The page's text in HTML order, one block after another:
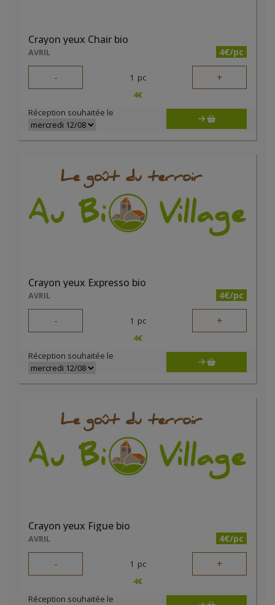
Crayon yeux Chair bio
AVRIL 4€/pc
- 1 pc +
4€
Réception souhaitée le
Crayon yeux Expresso bio
AVRIL 4€/pc
- 1 pc +
4€
Réception souhaitée le
Crayon yeux Figue bio
AVRIL 4€/pc
- 1 pc +
4€
Réception souhaitée le